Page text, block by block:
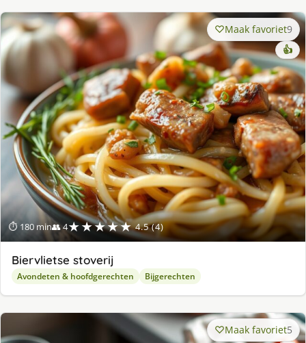
⏱ 180 min👥 4★★★★★ 4.5 (4)
Maak favoriet9
👍
Biervlietse stoverij
Avondeten & hoofdgerechten Bijgerechten
Maak favoriet5